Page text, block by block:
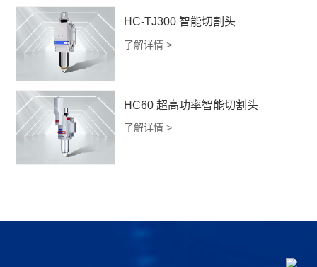
HC-TJ300 智能切割头
了解详情 >
HC60 超高功率智能切割头
了解详情 >